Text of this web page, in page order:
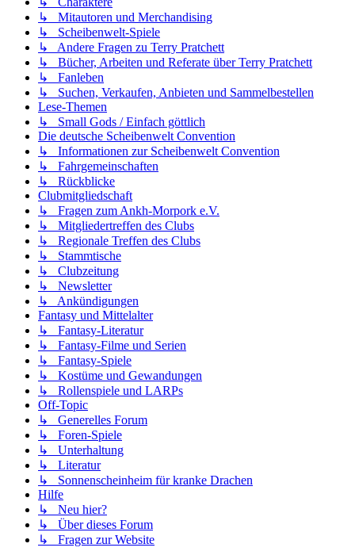
↳ Mitautoren und Merchandising
↳ Scheibenwelt-Spiele
↳ Andere Fragen zu Terry Pratchett
↳ Bücher, Arbeiten und Referate über Terry Pratchett
↳ Fanleben
↳ Suchen, Verkaufen, Anbieten und Sammelbestellen
Lese-Themen
↳ Small Gods / Einfach göttlich
Die deutsche Scheibenwelt Convention
↳ Informationen zur Scheibenwelt Convention
↳ Fahrgemeinschaften
↳ Rückblicke
Clubmitgliedschaft
↳ Fragen zum Ankh-Morpork e.V.
↳ Mitgliedertreffen des Clubs
↳ Regionale Treffen des Clubs
↳ Stammtische
↳ Clubzeitung
↳ Newsletter
↳ Ankündigungen
Fantasy und Mittelalter
↳ Fantasy-Literatur
↳ Fantasy-Filme und Serien
↳ Fantasy-Spiele
↳ Kostüme und Gewandungen
↳ Rollenspiele und LARPs
Off-Topic
↳ Generelles Forum
↳ Foren-Spiele
↳ Unterhaltung
↳ Literatur
↳ Sonnenscheinheim für kranke Drachen
Hilfe
↳ Neu hier?
↳ Über dieses Forum
↳ Fragen zur Website